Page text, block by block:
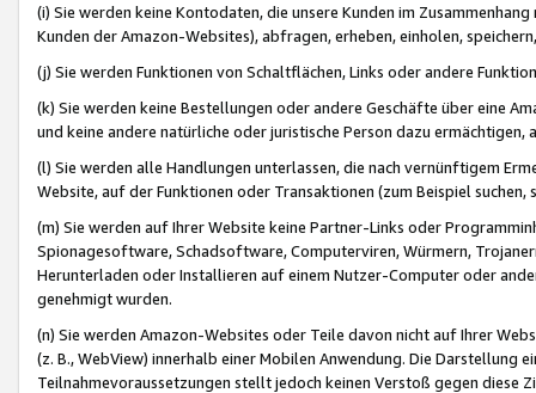
(i) Sie werden keine Kontodaten, die unsere Kunden im
Kunden der Amazon-Websites), abfragen, erheben, einholen,
(j) Sie werden Funktionen von Schaltflächen, Links oder andere
(k) Sie werden keine Bestellungen oder andere Geschäfte über eine
und keine andere natürliche oder juristische Person dazu
(l) Sie werden alle Handlungen unterlassen, die nach vernünftigem
Website, auf der Funktionen oder Transaktionen (zum Beispiel
(m) Sie werden auf Ihrer Website keine Partner-Links oder
Spionagesoftware, Schadsoftware, Computerviren, Würmern,
Herunterladen oder Installieren auf einem Nutzer-Computer oder
genehmigt wurden.
(n) Sie werden Amazon-Websites oder Teile davon nicht auf Ihrer
(z. B., WebView) innerhalb einer Mobilen Anwendung. Die Darstellung
Teilnahmevoraussetzungen stellt jedoch keinen Verstoß gegen diese